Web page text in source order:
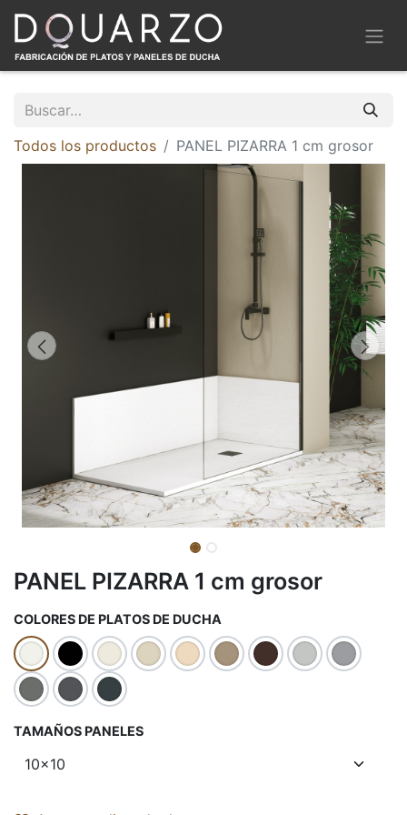
Todos los productos PANEL PIZARRA 1 cm grosor
PANEL PIZARRA 1 cm grosor
COLORES DE PLATOS DE DUCHA
TAMAÑOS PANELES